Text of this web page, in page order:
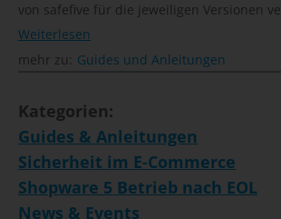
von safefive für die jeweiligen Versionen
Weiterlesen
mehr zu: Guides und Anleitungen
Kategorien:
Guides & Anleitungen
Sicherheit im E-Commerce
Shopware 5 Betrieb nach EOL
News & Events